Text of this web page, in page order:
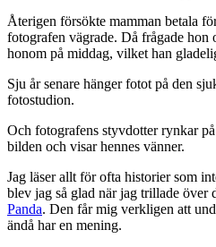
Återigen försökte mamman betala
fotografen vägrade. Då frågade hon
honom på middag, vilket han
Sju år senare hänger fotot på den
fotostudion.
Och fotografens styvdotter rynkar
bilden och visar hennes vänner.
Jag läser allt för ofta historier som
blev jag så glad när jag trillade över
Panda. Den får mig verkligen att
ändå har en mening.